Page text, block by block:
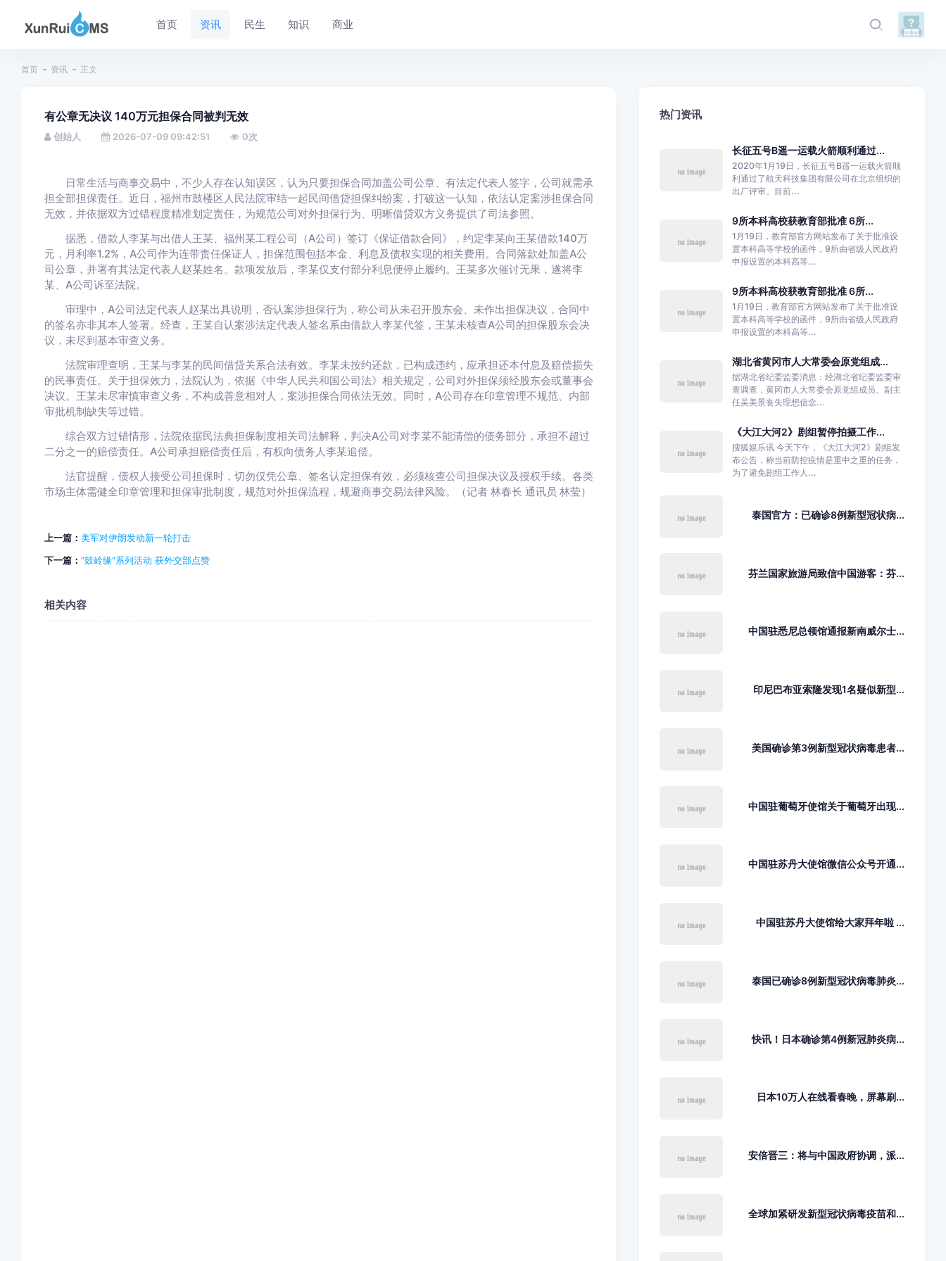
首页 资讯 民生 知识 商业
首页 资讯 正文
有公章无决议 140万元担保合同被判无效
创始人 2026-07-09 09:42:51 0次
日常生活与商事交易中，不少人存在认知误区，认为只要担保合同加盖公司公章、有法定代表人签字，公司就需承
担全部担保责任。近日，福州市鼓楼区人民法院审结一起民间借贷担保纠纷案，打破这一认知，依法认定案涉担保合同
无效，并依据双方过错程度精准划定责任，为规范公司对外担保行为、明晰借贷双方义务提供了司法参照。
据悉，借款人李某与出借人王某、福州某工程公司（A公司）签订《保证借款合同》，约定李某向王某借款140万
元，月利率1.2%，A公司作为连带责任保证人，担保范围包括本金、利息及债权实现的相关费用。合同落款处加盖A公
司公章，并署有其法定代表人赵某姓名。款项发放后，李某仅支付部分利息便停止履约。王某多次催讨无果，遂将李
某、A公司诉至法院。
审理中，A公司法定代表人赵某出具说明，否认案涉担保行为，称公司从未召开股东会、未作出担保决议，合同中
的签名亦非其本人签署。经查，王某自认案涉法定代表人签名系由借款人李某代签，王某未核查A公司的担保股东会决
议，未尽到基本审查义务。
法院审理查明，王某与李某的民间借贷关系合法有效。李某未按约还款，已构成违约，应承担还本付息及赔偿损失
的民事责任。关于担保效力，法院认为，依据《中华人民共和国公司法》相关规定，公司对外担保须经股东会或董事会
决议。王某未尽审慎审查义务，不构成善意相对人，案涉担保合同依法无效。同时，A公司存在印章管理不规范、内部
审批机制缺失等过错。
综合双方过错情形，法院依据民法典担保制度相关司法解释，判决A公司对李某不能清偿的债务部分，承担不超过
二分之一的赔偿责任。A公司承担赔偿责任后，有权向债务人李某追偿。
法官提醒，债权人接受公司担保时，切勿仅凭公章、签名认定担保有效，必须核查公司担保决议及授权手续。各类
市场主体需健全印章管理和担保审批制度，规范对外担保流程，规避商事交易法律风险。（记者 林春长 通讯员 林莹）
上一篇： 美军对伊朗发动新一轮打击
下一篇： “鼓岭缘”系列活动 获外交部点赞
相关内容
热门资讯
长征五号B遥一运载火箭顺利通过...
2020年1月19日，长征五号B遥一运载火箭顺
利通过了航天科技集团有限公司在北京组织的
出厂评审。目前...
9所本科高校获教育部批准 6所...
1月19日，教育部官方网站发布了关于批准设
置本科高等学校的函件，9所由省级人民政府
申报设置的本科高等...
9所本科高校获教育部批准 6所...
1月19日，教育部官方网站发布了关于批准设
置本科高等学校的函件，9所由省级人民政府
申报设置的本科高等...
湖北省黄冈市人大常委会原党组成...
据湖北省纪委监委消息：经湖北省纪委监委审
查调查，黄冈市人大常委会原党组成员、副主
任吴美景丧失理想信念...
《大江大河2》剧组暂停拍摄工作...
搜狐娱乐讯 今天下午，《大江大河2》剧组发
布公告，称当前防控疫情是重中之重的任务，
为了避免剧组工作人...
泰国官方：已确诊8例新型冠状病...
芬兰国家旅游局致信中国游客：芬...
中国驻悉尼总领馆通报新南威尔士...
印尼巴布亚索隆发现1名疑似新型...
美国确诊第3例新型冠状病毒患者...
中国驻葡萄牙使馆关于葡萄牙出现...
中国驻苏丹大使馆微信公众号开通...
中国驻苏丹大使馆给大家拜年啦 ...
泰国已确诊8例新型冠状病毒肺炎...
快讯！日本确诊第4例新冠肺炎病...
日本10万人在线看春晚，屏幕刷...
安倍晋三：将与中国政府协调，派...
全球加紧研发新型冠状病毒疫苗和...